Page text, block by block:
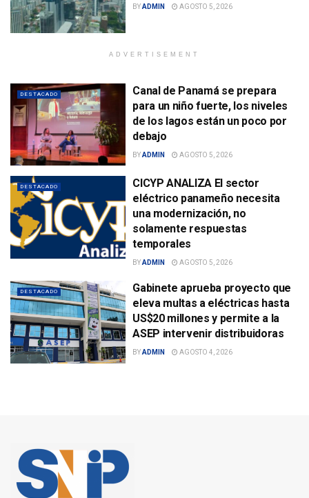
BYADMIN AGOSTO 5, 2026
ADVERTISEMENT
DESTACADO
Canal de Panamá se prepara
para un niño fuerte, los niveles
de los lagos están un poco por
debajo
BYADMIN AGOSTO 5, 2026
DESTACADO
CICYP ANALIZA El sector
eléctrico panameño necesita
una modernización, no
solamente respuestas
temporales
BYADMIN AGOSTO 5, 2026
DESTACADO
Gabinete aprueba proyecto que
eleva multas a eléctricas hasta
US$20 millones y permite a la
ASEP intervenir distribuidoras
BYADMIN AGOSTO 4, 2026